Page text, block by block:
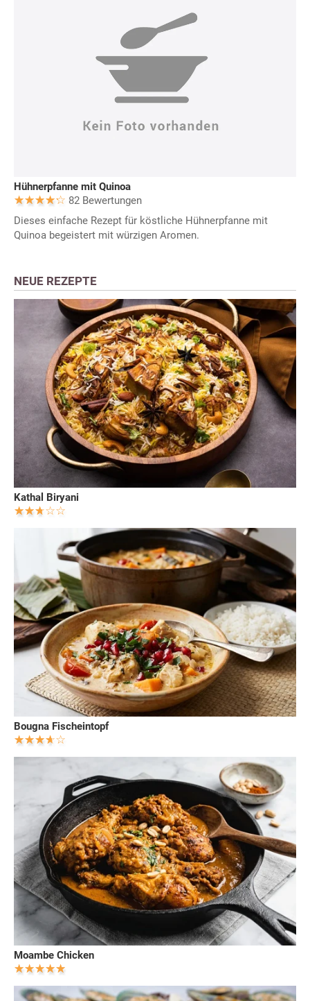
Hühnerpfanne mit Quinoa
82 Bewertungen
Dieses einfache Rezept für köstliche Hühnerpfanne mit
Quinoa begeistert mit würzigen Aromen.
NEUE REZEPTE
Kathal Biryani
Bougna Fischeintopf
Moambe Chicken